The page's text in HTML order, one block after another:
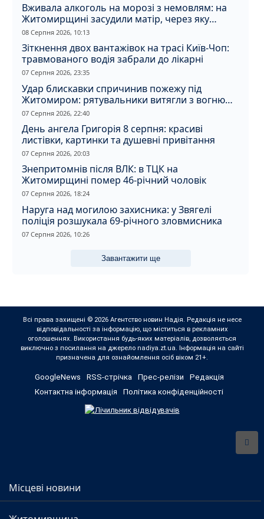
Вживала алкоголь на морозі з немовлям: на
Житомирщині засудили матір, через яку
дитина отримала обмороження
08 Серпня 2026, 10:13
Зіткнення двох вантажівок на трасі Київ-Чоп:
травмованого водія забрали до лікарні
07 Серпня 2026, 23:35
Удар блискавки спричинив пожежу під
Житомиром: рятувальники витягли з вогню
кота
07 Серпня 2026, 22:40
День ангела Григорія 8 серпня: красиві
листівки, картинки та душевні привітання
07 Серпня 2026, 20:03
Знепритомнів після ВЛК: в ТЦК на
Житомирщині помер 46-річний чоловік
07 Серпня 2026, 18:24
Наруга над могилою захисника: у Звягелі
поліція розшукала 69-річного зловмисника
07 Серпня 2026, 10:26
Завантажити ще
Всі права захищені © 2026 Агентство новин Надія. Редакція не несе
відповідальності за інформацію, що міститься в рекламних
оголошеннях. Використання будь-яких матеріалів, дозволяється
виключно з посилання на джерело nadiya.zt.ua. Інформація на сайті
призначена для ознайомлення осіб віком 21+.
GoogleNews RSS-стрічка Прес-релізи
Редакція
Контактна інформація
Політика конфіденційності
Місцеві новини